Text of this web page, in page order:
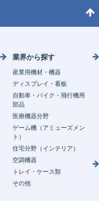
業界から探す
産業用機材・機器
ディスプレイ・看板
自動車・バイク・飛行機用
部品
医療機器分野
ゲーム機（アミューズメン
ト）
住宅分野（インテリア）
空調機器
トレイ・ケース類
その他